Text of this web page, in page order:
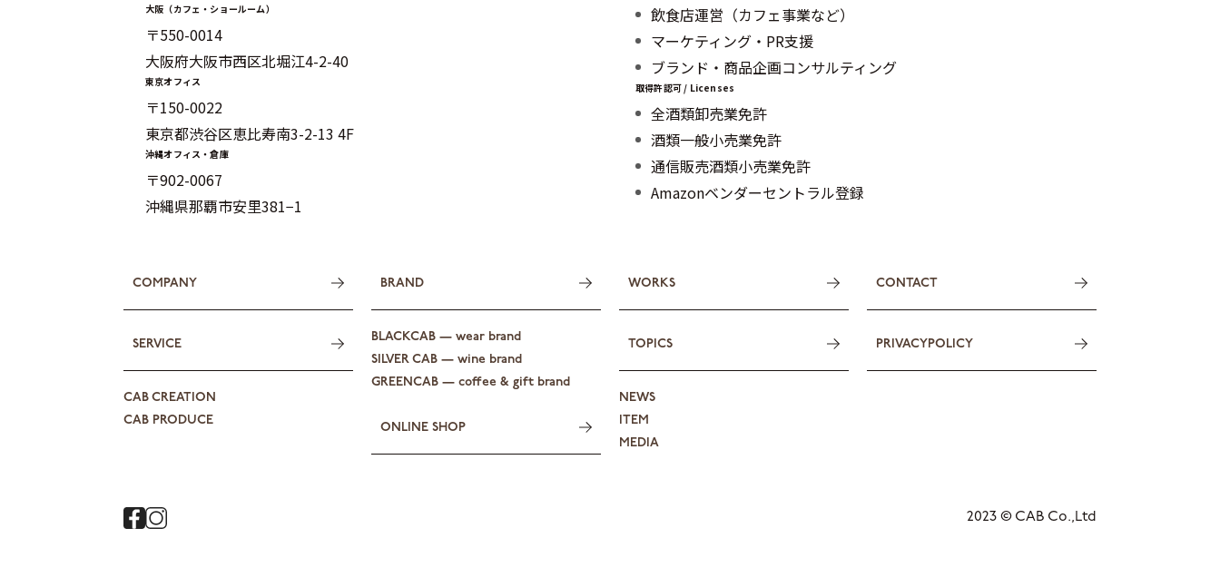
大阪（カフェ・ショールーム）
〒550-0014
大阪府大阪市西区北堀江4-2-40
東京オフィス
〒150-0022
東京都渋谷区恵比寿南3-2-13 4F
沖縄オフィス・倉庫
〒902-0067
沖縄県那覇市安里381−1
飲食店運営（カフェ事業など）
マーケティング・PR支援
ブランド・商品企画コンサルティング
取得許認可 / Licenses
全酒類卸売業免許
酒類一般小売業免許
通信販売酒類小売業免許
Amazonベンダーセントラル登録
COMPANY
SERVICE
CAB CREATION
CAB PRODUCE
BRAND
BLACKCAB — wear brand
SILVER CAB — wine brand
GREENCAB — coffee & gift brand
ONLINE SHOP
WORKS
TOPICS
NEWS
ITEM
MEDIA
CONTACT
PRIVACYPOLICY
2023 © CAB Co.,Ltd